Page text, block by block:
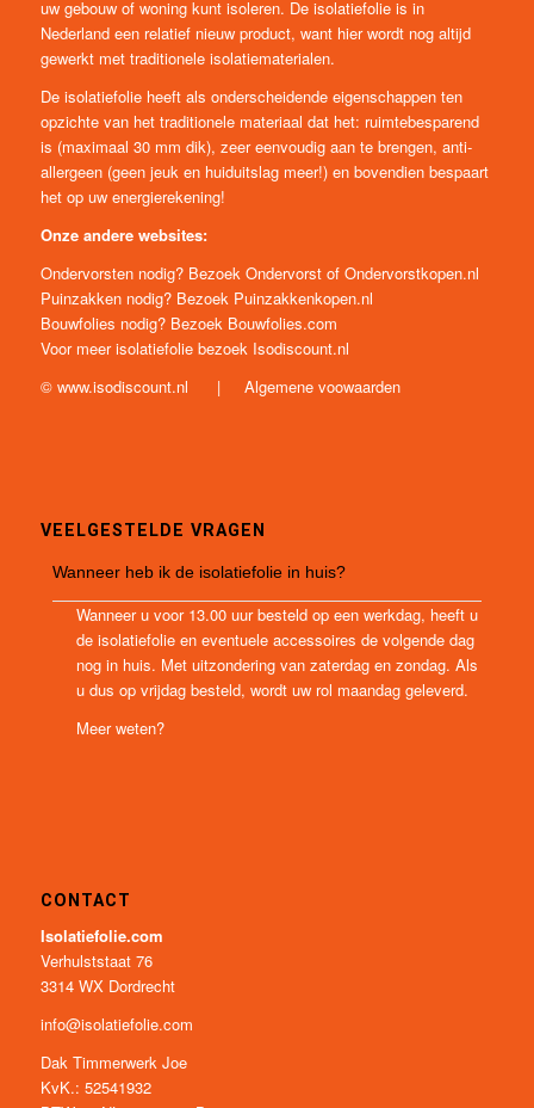
uw gebouw of woning kunt isoleren. De isolatiefolie is in
Nederland een relatief nieuw product, want hier wordt nog altijd
gewerkt met traditionele isolatiematerialen.
De isolatiefolie heeft als onderscheidende eigenschappen ten
opzichte van het traditionele materiaal dat het: ruimtebesparend
is (maximaal 30 mm dik), zeer eenvoudig aan te brengen, anti-
allergeen (geen jeuk en huiduitslag meer!) en bovendien bespaart
het op uw energierekening!
Onze andere websites:
Ondervorsten nodig? Bezoek Ondervorstof Ondervorstkopen.nl
Puinzakken nodig? Bezoek Puinzakkenkopen.nl
Bouwfolies nodig? Bezoek Bouwfolies.com
Voor meer isolatiefolie bezoek Isodiscount.nl
© www.isodiscount.nl | Algemene voowaarden
VEELGESTELDE VRAGEN
Wanneer heb ik de isolatiefolie in huis?
Wanneer u voor 13.00 uur besteld op een werkdag, heeft u
de isolatiefolie en eventuele accessoires de volgende dag
nog in huis. Met uitzondering van zaterdag en zondag. Als
u dus op vrijdag besteld, wordt uw rol maandag geleverd.
Meer weten?
CONTACT
Isolatiefolie.com
Verhulststaat 76
3314 WX Dordrecht
info@isolatiefolie.com
Dak Timmerwerk Joe
KvK.: 52541932